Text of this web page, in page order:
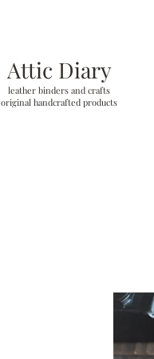
Attic Diary
leather binders and crafts
original handcrafted products